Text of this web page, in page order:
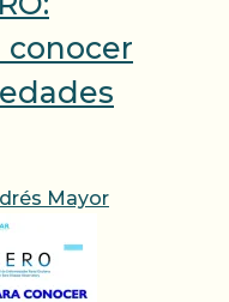
conocer
Mayor